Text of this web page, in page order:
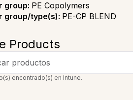
group: PE Copolymers
group/type(s): PE-CP BLEND
Products
productos
encontrado(s) en Intune.